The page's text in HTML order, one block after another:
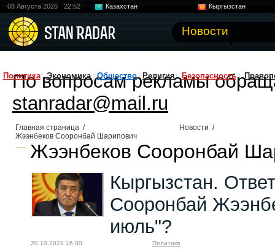
08 Августа 2026 22:52 Казахстан
Кыргызстан
Новости
Политика Экономика Общество Религия Безопасность
По вопросам рекламы
stanradar@mail.ru
Главная страница / Новости /
Жээнбеков Сооронбай Шарипович
Жээнбеков Сооронбай
Кыргызстан.
Сооронбай
июль"?
20.10.2021 16:00 Политика